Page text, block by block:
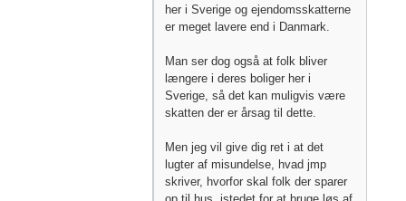
her i Sverige og ejendomsskatterne
er meget lavere end i Danmark.
Man ser dog også at folk bliver
længere i deres boliger her i
Sverige, så det kan muligvis være
skatten der er årsag til dette.
Men jeg vil give dig ret i at det
lugter af misundelse, hvad jmp
skriver, hvorfor skal folk der sparer